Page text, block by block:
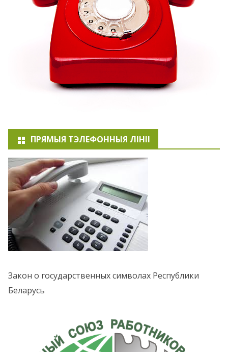
ПРЯМЫЯ ТЭЛЕФОННЫЯ ЛІНІІ
Закон о государственных символах Республики
Беларусь